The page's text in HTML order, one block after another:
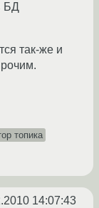
БД
так-же и
топика
14:07:43